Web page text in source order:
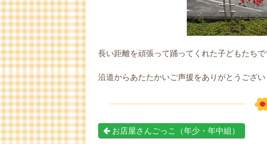
長い距離を頑張って踊ってくれた子どもたちで
沿道からあたたかいご声援をありがとうござい
お店屋さんごっこ（年少・年中組）